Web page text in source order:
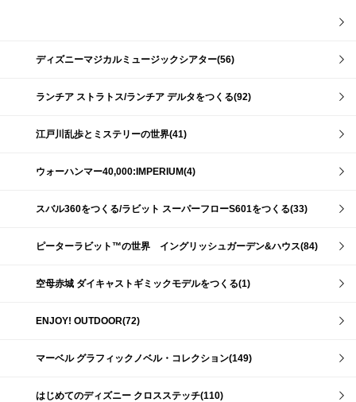
ディズニーマジカルミュージックシアター(56)
ランチア ストラトス/ランチア デルタをつくる(92)
江戸川乱歩とミステリーの世界(41)
ウォーハンマー40,000:IMPERIUM(4)
スバル360をつくる/ラビット スーパーフローS601をつくる(33)
ピーターラビット™の世界 イングリッシュガーデン&ハウス(84)
空母赤城 ダイキャストギミックモデルをつくる(1)
ENJOY! OUTDOOR(72)
マーベル グラフィックノベル・コレクション(149)
はじめてのディズニー クロスステッチ(110)